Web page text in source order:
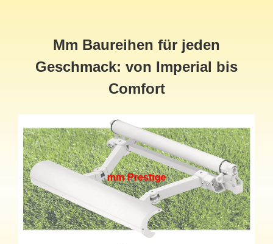
Mm Baureihen für jeden
Geschmack: von Imperial bis
Comfort